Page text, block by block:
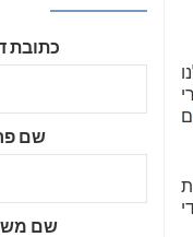
ם
כתובת
שם
שם